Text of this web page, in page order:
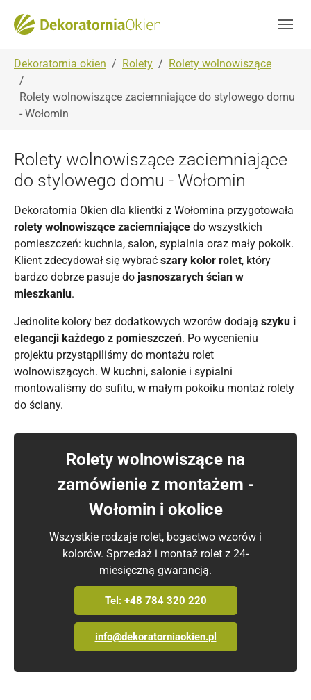
You are here:
Dekoratornia okien Rolety Rolety wolnowiszące
Rolety wolnowiszące zaciemniające do stylowego domu
- Wołomin
Rolety wolnowiszące zaciemniające
do stylowego domu - Wołomin
Dekoratornia Okien dla klientki z Wołomina przygotowała
rolety wolnowiszące zaciemniające do wszystkich
pomieszczeń: kuchnia, salon, sypialnia oraz mały pokoik.
Klient zdecydował się wybrać szary kolor rolet, który
bardzo dobrze pasuje do jasnoszarych ścian w
mieszkaniu.
Jednolite kolory bez dodatkowych wzorów dodają szyku i
elegancji każdego z pomieszczeń. Po wycenieniu
projektu przystąpiliśmy do montażu rolet
wolnowiszących. W kuchni, salonie i sypialni
montowaliśmy do sufitu, w małym pokoiku montaż rolety
do ściany.
Rolety wolnowiszące na
zamówienie z montażem -
Wołomin i okolice
Wszystkie rodzaje rolet, bogactwo wzorów i
kolorów. Sprzedaż i montaż rolet z 24-
miesięczną gwarancją.
Tel: +48 784 320 220
info@dekoratorniaokien.pl